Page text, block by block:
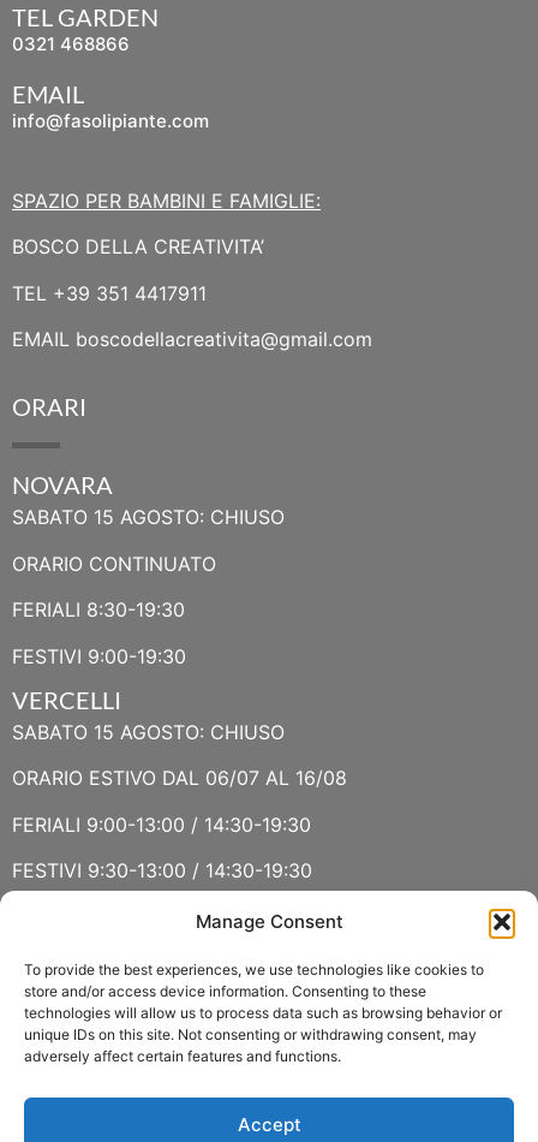
Manage Consent
To provide the best experiences, we use technologies like cookies to
store and/or access device information. Consenting to these
technologies will allow us to process data such as browsing behavior or
unique IDs on this site. Not consenting or withdrawing consent, may
adversely affect certain features and functions.
Accept
TEL GARDEN
0321 468866
EMAIL
info@fasolipiante.com
SPAZIO PER BAMBINI E FAMIGLIE:
BOSCO DELLA CREATIVITA’
TEL +39 351 4417911
EMAIL boscodellacreativita@gmail.com
ORARI
NOVARA
SABATO 15 AGOSTO: CHIUSO
ORARIO CONTINUATO
FERIALI 8:30-19:30
FESTIVI 9:00-19:30
VERCELLI
SABATO 15 AGOSTO: CHIUSO
ORARIO ESTIVO DAL 06/07 AL 16/08
FERIALI 9:00-13:00 / 14:30-19:30
FESTIVI 9:30-13:00 / 14:30-19:30
SABATO 15 AGOSTO E DOMENICA 16 AGOSTO: CHIUSO
ORARIO ESTIVO LUGLIO E AGOSTO
FERIALI 8:30-13:00 / 15:00-19:00
FESTIVI 8:30-12:30